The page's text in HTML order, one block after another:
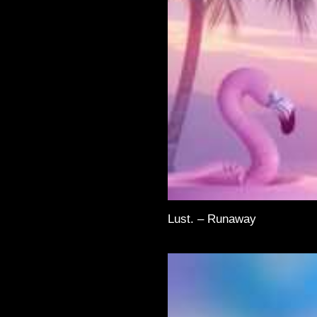
Lust. – Runaway